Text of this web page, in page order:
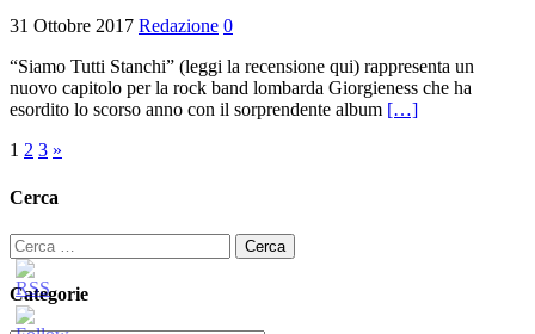
31 Ottobre 2017 Redazione 0
“Siamo Tutti Stanchi” (leggi la recensione qui) rappresenta un
nuovo capitolo per la rock band lombarda Giorgieness che ha
esordito lo scorso anno con il sorprendente album […]
Paginazione
degli
1 2 3 »
Cerca
Ricerca
per:
Categorie